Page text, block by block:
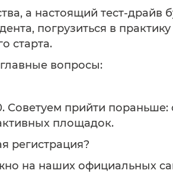
а настоящий тест-
погрузиться в
старта.
вопросы:
Советуем прийти пораньше:
площадок.
регистрация?
на наших официальных